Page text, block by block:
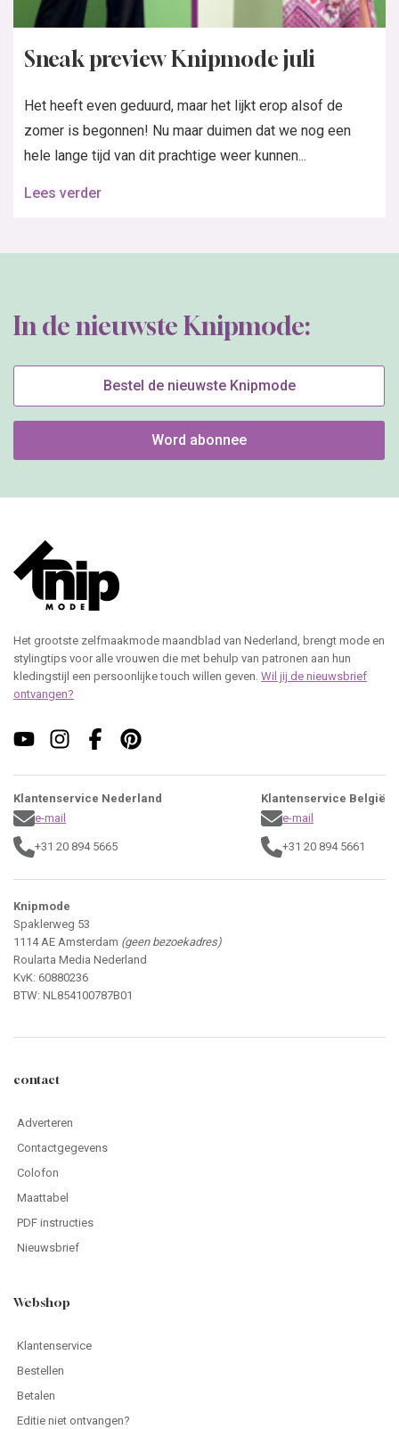
Sneak preview Knipmode juli
Het heeft even geduurd, maar het lijkt erop alsof de
zomer is begonnen! Nu maar duimen dat we nog een
hele lange tijd van dit prachtige weer kunnen...
Lees verder
In de nieuwste Knipmode:
Bestel de nieuwste Knipmode
Word abonnee
Het grootste zelfmaakmode maandblad van Nederland, brengt mode en
stylingtips voor alle vrouwen die met behulp van patronen aan hun
kledingstijl een persoonlijke touch willen geven. Wil jij de nieuwsbrief
ontvangen?
Klantenservice Nederland
e-mail
+31 20 894 5665
Klantenservice België
e-mail
+31 20 894 5661
Knipmode
Spaklerweg 53
1114 AE Amsterdam (geen bezoekadres)
Roularta Media Nederland
KvK: 60880236
BTW: NL854100787B01
contact
Adverteren
Contactgegevens
Colofon
Maattabel
PDF instructies
Nieuwsbrief
Webshop
Klantenservice
Bestellen
Betalen
Editie niet ontvangen?